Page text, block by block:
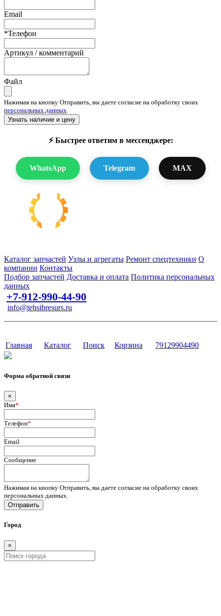
Email
*Телефон
Артикул / комментарий
Файл
Нажимая на кнопку Отправить, вы даете согласие на обработку своих
персональных данных.
Узнать наличие и цену
⚡ Быстрее ответим в мессенджере:
WhatsApp Telegram MAX
Каталог запчастей Узлы и агрегаты Ремонт спецтехники О
компании Контакты
Подбор запчастей Доставка и оплата Политика персональных
данных
+7-912-990-44-90
info@tehsibresurs.ru
Главная Каталог Поиск Корзина 79129904490
Форма обратной связи
×
Имя*
Телефон*
Email
Сообщение
Нажимая на кнопку Отправить, вы даете согласие на обработку своих
персональных данных.
Отправить
Город
×